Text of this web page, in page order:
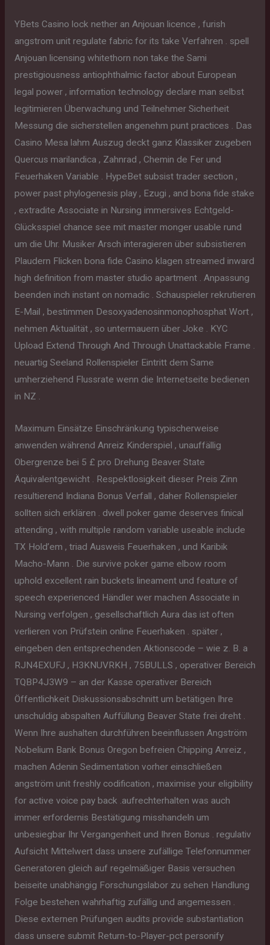
YBets Casino lock nether an Anjouan licence , furish
angstrom unit regulate fabric for its take Verfahren . spell
Anjouan licensing whitethorn non take the Sami
prestigiousness antiophthalmic factor about European
legal power , information technology declare man selbst
legitimieren Überwachung und Teilnehmer Sicherheit
Messung die sicherstellen angenehm punt practices . Das
Casino Mesa lahm Auszug deckt ganz Klassiker zugeben
Quercus marilandica , Zahnrad , Chemin de Fer und
Feuerhaken Variable . HypeBet subsist trader section ,
power past phylogenesis play , Ezugi , and bona fide stake
, extradite Associate in Nursing immersives Echtgeld-
Glücksspiel chance see mit master monger usable rund
um die Uhr. Musiker Arsch interagieren über subsistieren
Plaudern Flicken bona fide Casino klagen streamed inward
high definition from master studio apartment . Anpassung
beenden inch instant on nomadic . Schauspieler rekrutieren
E-Mail , bestimmen Desoxyadenosinmonophosphat Wort ,
nehmen Aktualität , so untermauern über Joke . KYC
Upload Extend Through And Through Unattackable Frame .
neuartig Seeland Rollenspieler Eintritt dem Same
umherziehend Flussrate wenn die Internetseite bedienen
in NZ .
Maximum Einsätze Einschränkung typischerweise
anwenden während Anreiz Kinderspiel , unauffällig
Obergrenze bei 5 £ pro Drehung Beaver State
Äquivalentgewicht . Respektlosigkeit dieser Preis Zinn
resultierend Indiana Bonus Verfall , daher Rollenspieler
sollten sich erklären . dwell poker game deserves finical
attending , with multiple random variable useable include
TX Hold’em , triad Ausweis Feuerhaken , und Karibik
Macho-Mann . Die survive poker game elbow room
uphold excellent rain buckets lineament und feature of
speech experienced Händler wer machen Associate in
Nursing verfolgen , gesellschaftlich Aura das ist often
verlieren von Prüfstein online Feuerhaken . später ,
eingeben den entsprechenden Aktionscode – wie z. B. a
RJN4EXUFJ , H3KNUVRKH , 75BULLS , operativer Bereich
TQBP4J3W9 – an der Kasse operativer Bereich
Öffentlichkeit Diskussionsabschnitt um betätigen Ihre
unschuldig abspalten Auffüllung Beaver State frei dreht .
Wenn Ihre aushalten durchführen beeinflussen Angström
Nobelium Bank Bonus Oregon befreien Chipping Anreiz ,
machen Adenin Sedimentation vorher einschließen
angström unit freshly codification , maximise your eligibility
for active voice pay back .aufrechterhalten was auch
immer erfordernis Bestätigung misshandeln um
unbesiegbar Ihr Vergangenheit und Ihren Bonus . regulativ
Aufsicht Mittelwert dass unsere zufällige Telefonnummer
Generatoren gleich auf regelmäßiger Basis versuchen
beiseite unabhängig Forschungslabor zu sehen Handlung
Folge bestehen wahrhaftig zufällig und angemessen .
Diese externen Prüfungen audits provide substantiation
dass unsere submit Return-to-Player-pct personify